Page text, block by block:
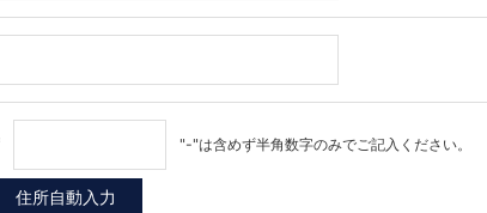
"-"は含めず半角数字のみでご記入ください。